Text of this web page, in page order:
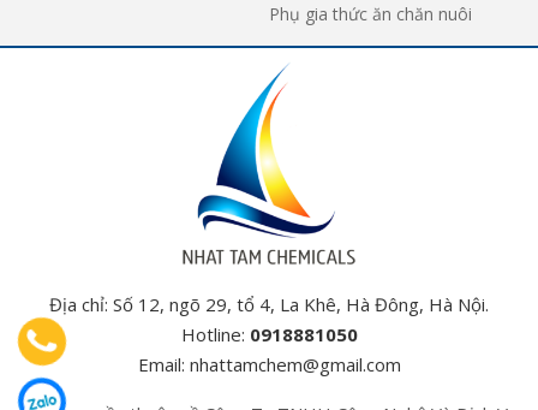
Phụ gia thức ăn chăn nuôi
Địa chỉ: Số 12, ngõ 29, tổ 4, La Khê, Hà Đông, Hà Nội.
Hotline: 0918881050
Email: nhattamchem@gmail.com